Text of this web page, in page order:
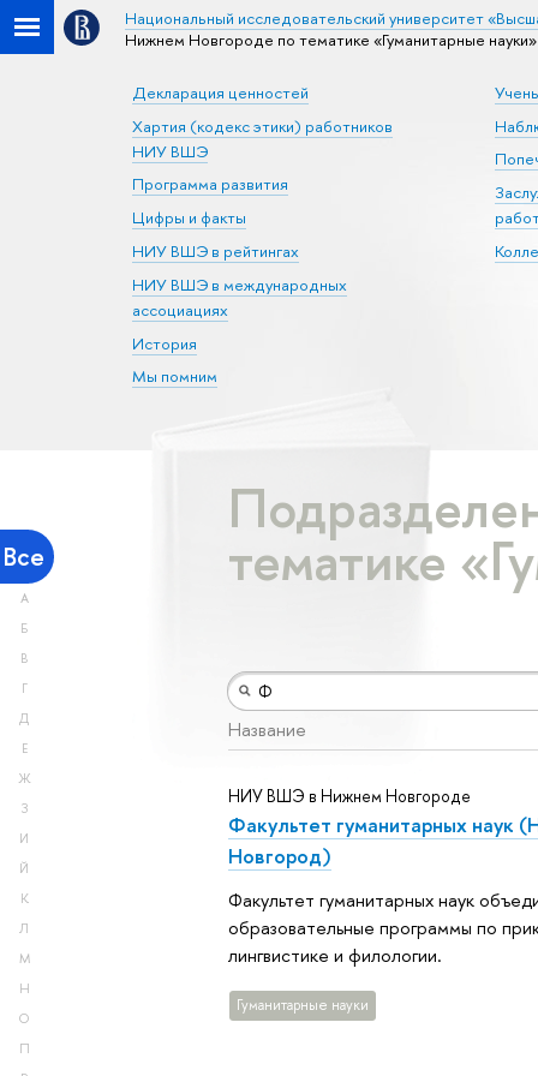
Национальный исследовательский университет
Нижнем Новгороде по тематике «Гуманитарные науки»
Декларация ценностей
Хартия (кодекс этики) работников
НИУ ВШЭ
Программа развития
Цифры и факты
НИУ ВШЭ в рейтингах
НИУ ВШЭ в международных
ассоциациях
История
Мы помним
Все
А
Б
В
Г
Д
Е
Ж
З
И
Й
К
Л
М
Н
О
П
тематике
Название
НИУ ВШЭ в Нижнем Новгороде
Факультет гуманитарных наук
Новгород)
Факультет гуманитарных наук
образовательные программы по
лингвистике и филологии.
Гуманитарные науки